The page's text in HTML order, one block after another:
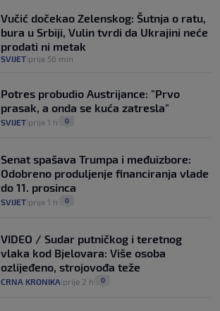
Vučić dočekao Zelenskog: Šutnja o ratu,
bura u Srbiji, Vulin tvrdi da Ukrajini neće
prodati ni metak
SVIJET prije 56 min
Potres probudio Austrijance: "Prvo
prasak, a onda se kuća zatresla"
SVIJET prije 1 h 0
Senat spašava Trumpa i međuizbore:
Odobreno produljenje financiranja vlade
do 11. prosinca
SVIJET prije 1 h 0
VIDEO / Sudar putničkog i teretnog
vlaka kod Bjelovara: Više osoba
ozlijeđeno, strojovođa teže
CRNA KRONIKA prije 2 h 0